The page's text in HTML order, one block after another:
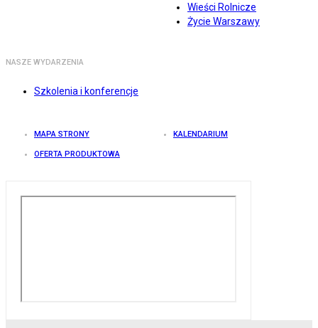
Wieści Rolnicze
Życie Warszawy
NASZE WYDARZENIA
Szkolenia i konferencje
MAPA STRONY KALENDARIUM
OFERTA PRODUKTOWA